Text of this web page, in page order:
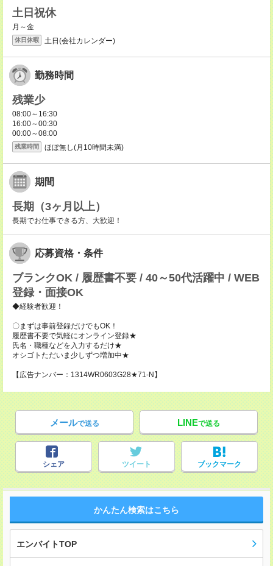
土日祝休
月～金
休日休暇 土日(会社カレンダー)
勤務時間
残業少
08:00～16:30
16:00～00:30
00:00～08:00
残業時間 ほぼ無し(月10時間未満)
期間
長期（3ヶ月以上）
長期でお仕事できる方、大歓迎！
応募資格・条件
ブランクOK / 履歴書不要 / 40～50代活躍中 / WEB
登録・面接OK
◆経験者歓迎！
〇まずは事前登録だけでもOK！
履歴書不要で気軽にオンライン登録★
氏名・職種などを入力するだけ★
オシゴトただいま少しずつ増加中★
【広告ナンバー：1314WR0603G28★71-N】
メールで送る LINEで送る
シェア ツイート ブックマーク
かんたん検索はこちら
エンバイトTOP